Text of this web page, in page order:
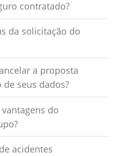
contratado?
da solicitação do
a proposta
seus dados?
do
acidentes